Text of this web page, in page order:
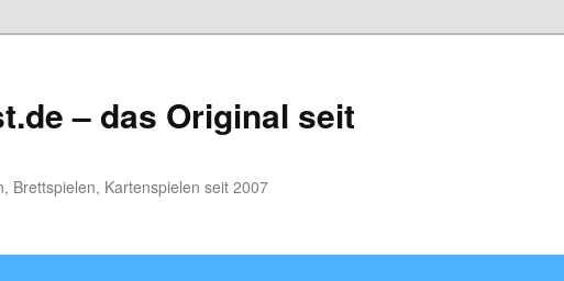
– das Original seit
Brettspielen, Kartenspielen seit 2007